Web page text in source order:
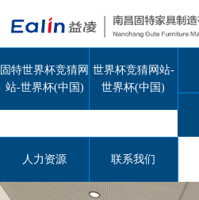
固特世界杯竞猜网
站-世界杯(中国)
世界杯竞猜网站-
世界杯(中国)
人力资源 联系我们